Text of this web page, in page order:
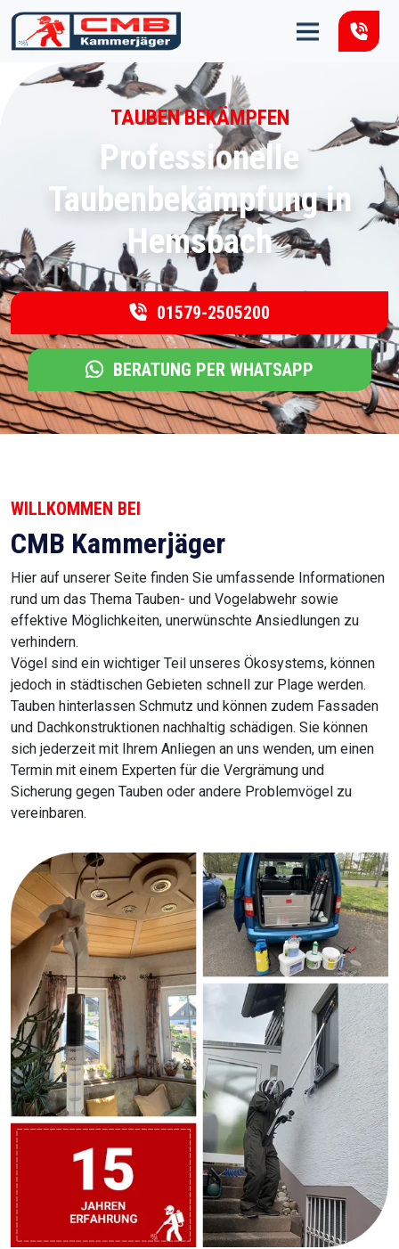
Zum Inhalt springen
TAUBEN BEKÄMPFEN
Professionelle
Taubenbekämpfung in
Hemsbach
01579-2505200
BERATUNG PER WHATSAPP
WILLKOMMEN BEI
CMB Kammerjäger
Hier auf unserer Seite finden Sie umfassende Informationen
rund um das Thema Tauben- und Vogelabwehr sowie
effektive Möglichkeiten, unerwünschte Ansiedlungen zu
verhindern.
Vögel sind ein wichtiger Teil unseres Ökosystems, können
jedoch in städtischen Gebieten schnell zur Plage werden.
Tauben hinterlassen Schmutz und können zudem Fassaden
und Dachkonstruktionen nachhaltig schädigen. Sie können
sich jederzeit mit Ihrem Anliegen an uns wenden, um einen
Termin mit einem Experten für die Vergrämung und
Sicherung gegen Tauben oder andere Problemvögel zu
vereinbaren.